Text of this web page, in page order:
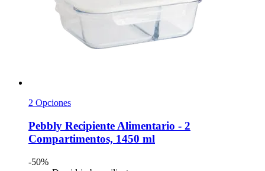
2 Opciones
Pebbly Recipiente Alimentario -​ 2
Compartimentos, 1450 ml
-50%